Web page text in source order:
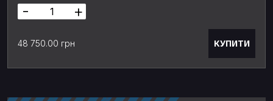
- +
48 750.00 грн КУПИТИ